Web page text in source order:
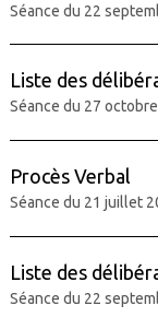
Séance du 22
Liste des
Séance du 27
Procès Verbal
Séance du 21 juillet
Liste des
Séance du 22